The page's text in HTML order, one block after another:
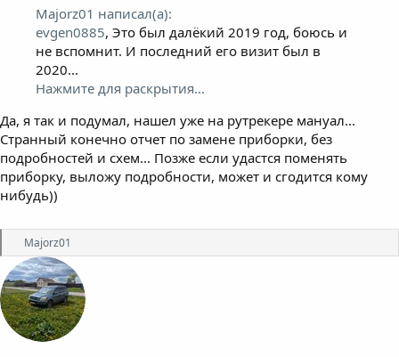
Majorz01 написал(а):
evgen0885, Это был далёкий 2019 год, боюсь и
не вспомнит. И последний его визит был в
2020...
Нажмите для раскрытия...
Да, я так и подумал, нашел уже на рутрекере мануал...
Странный конечно отчет по замене приборки, без
подробностей и схем... Позже если удастся поменять
приборку, выложу подробности, может и сгодится кому
нибудь))
Р
е
а
к
ц
и
и
:
Majorz01